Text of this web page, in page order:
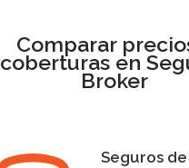
Comparar
coberturas en
Broker
Seguros